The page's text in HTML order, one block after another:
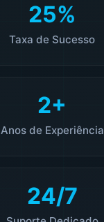
29%
Taxa de Sucesso
2+
Anos de Experiência
24/7